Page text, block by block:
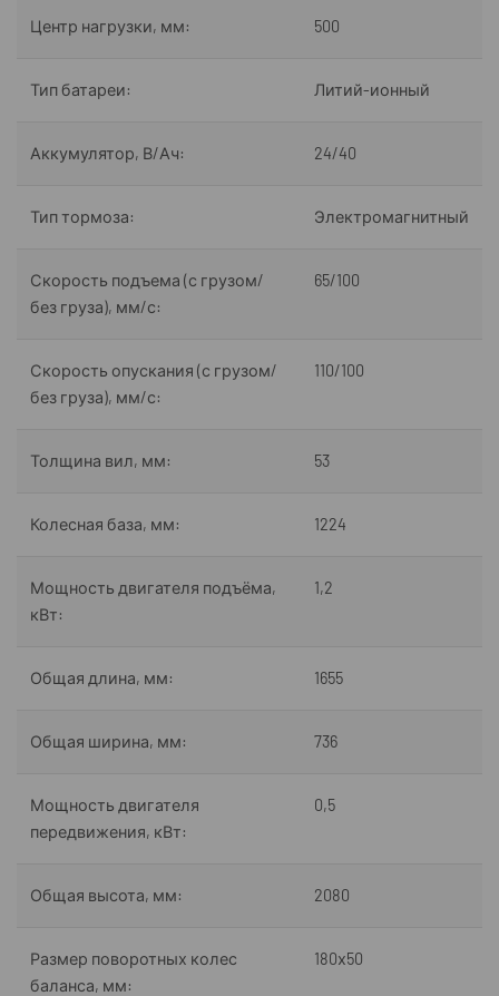
Центр нагрузки, мм: 500
Тип батареи: Литий-ионный
Аккумулятор, В/Ач: 24/40
Тип тормоза: Электромагнитный
Скорость подъема (с грузом/
без груза), мм/с:
65/100
Скорость опускания (с грузом/
без груза), мм/с:
110/100
Толщина вил, мм: 53
Колесная база, мм: 1224
Мощность двигателя подъёма,
кВт:
1,2
Общая длина, мм: 1655
Общая ширина, мм: 736
Мощность двигателя
передвижения, кВт:
0,5
Общая высота, мм: 2080
Размер поворотных колес
баланса, мм:
180х50